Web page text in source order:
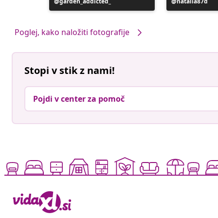
je
je
Poglej, kako naložiti fotografije
Stopi v stik z nami!
Pojdi v center za pomoč